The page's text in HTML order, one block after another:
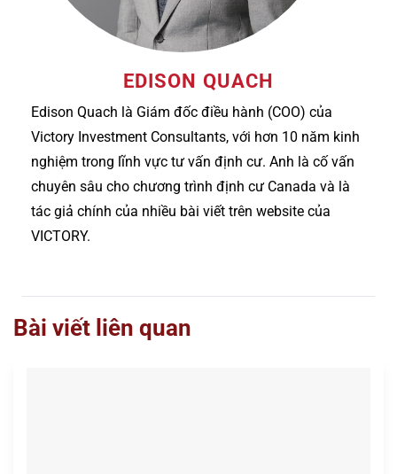
EDISON QUACH
Edison Quach là Giám đốc điều hành (COO) của
Victory Investment Consultants, với hơn 10 năm kinh
nghiệm trong lĩnh vực tư vấn định cư. Anh là cố vấn
chuyên sâu cho chương trình định cư Canada và là
tác giả chính của nhiều bài viết trên website của
VICTORY.
Bài viết liên quan